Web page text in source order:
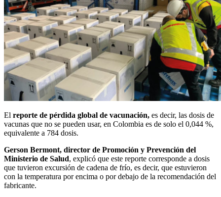
El reporte de pérdida global de vacunación, es decir, las dosis de
vacunas que no se pueden usar, en Colombia es de solo el 0,044 %,
equivalente a 784 dosis.
Gerson Bermont, director de Promoción y Prevención del
Ministerio de Salud, explicó que este reporte corresponde a dosis
que tuvieron excursión de cadena de frío, es decir, que estuvieron
con la temperatura por encima o por debajo de la recomendación del
fabricante.